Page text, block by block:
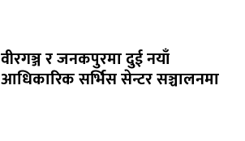
वीरगञ्ज र जनकपुरमा दुई नयाँ
आधिकारिक सर्भिस सेन्टर सञ्चालनमा